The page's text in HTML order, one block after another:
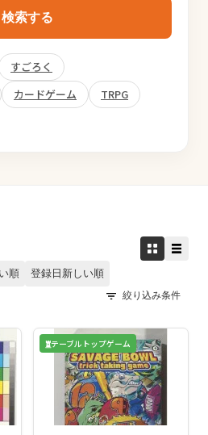
検索する
すごろく
カードゲーム
TRPG
順 登録日新しい順
絞り込み条件
テーブルトップゲーム